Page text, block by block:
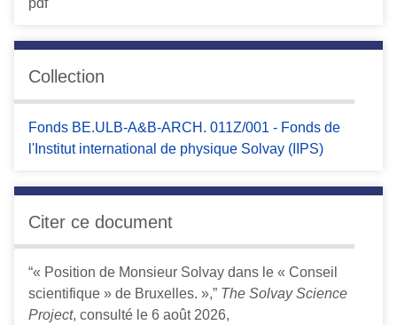
Collection
Fonds BE.ULB-A&B-ARCH. 011Z/001 - Fonds de
l'Institut international de physique Solvay (IIPS)
Citer ce document
“« Position de Monsieur Solvay dans le « Conseil
scientifique » de Bruxelles. »,” The Solvay Science
Project, consulté le 6 août 2026,